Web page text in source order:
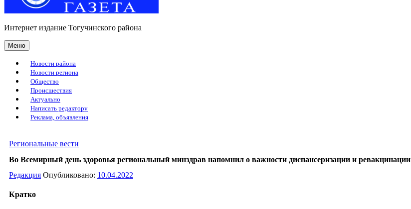
Интернет издание Тогучинского района
Меню
Новости района
Новости региона
Общество
Происшествия
Актуально
Написать редактору
Реклама, объявления
Региональные вести
Во Всемирный день здоровья региональный минздрав напомнил о важности диспансеризации и ревакцинации
Редакция Опубликовано: 10.04.2022
Кратко